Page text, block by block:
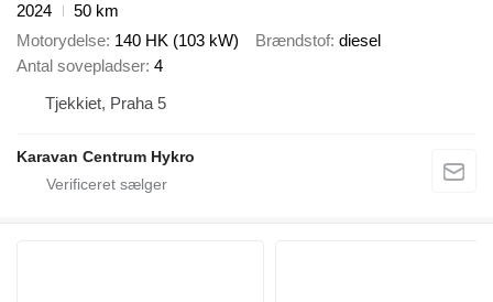
2024
50 km
Motorydelse 140 HK (103 kW) Brændstof diesel
Antal sovepladser 4
Tjekkiet, Praha 5
Karavan Centrum Hykro